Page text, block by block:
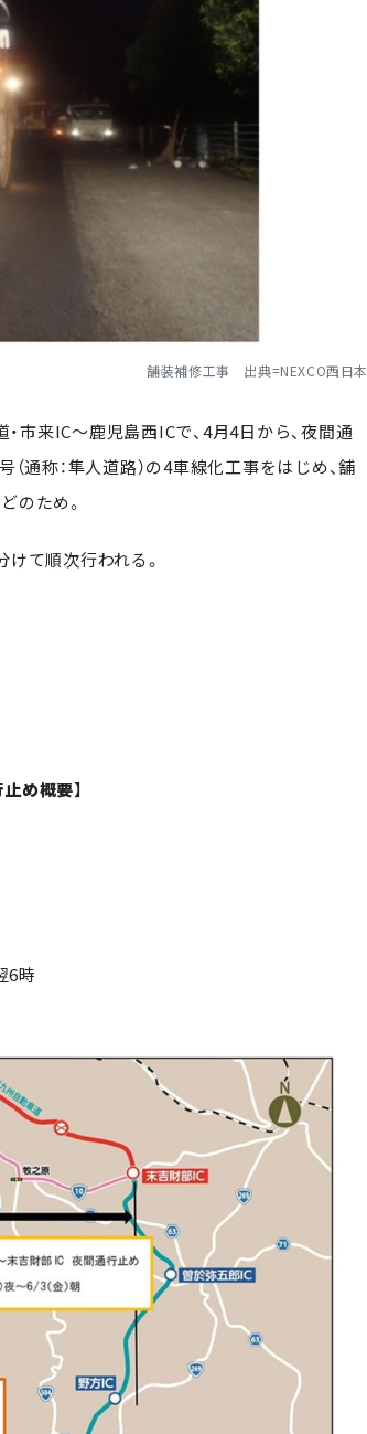
舗装補修工事 出典=NEXCO西日本
・市来IC～鹿児島西ICで、4月4日から、夜間通
（通称：隼人道路）の4車線化工事をはじめ、舗
のため。
て順次行われる。
め概要】
6時